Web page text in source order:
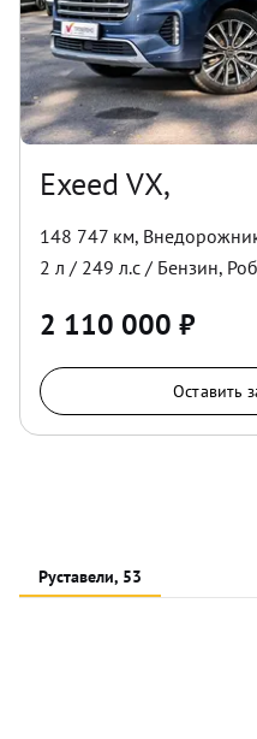
Exeed VX,
148 747 км,
2 л / 249 л.с / Бензин,
2 110 000 ₽
Оставить
Руставели, 53